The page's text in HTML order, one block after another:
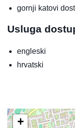
gornji katovi
Usluga
engleski
hrvatski
+